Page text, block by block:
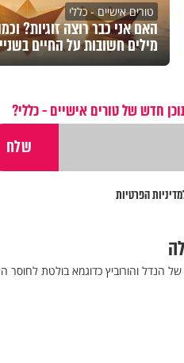
טורים אישיים - כללי
האם אני כבר רוצה זוגיות?
מילים חשובות על החיים
חדש של טורים אישיים - כללי?
הפרטיות
והורוביץ כדוגמא בולטת לחוסר